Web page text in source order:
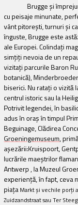
Brugge şi
cu peisaje minunate,
vânt pitoreşti, turnuri şi
înguste, Brugge este
ale Europei.Colindaţi
simţiţi nevoia de un
vizitaţi parcurile Baron
botanică),
biserici. Nu rataţi o vizită
centrul istoric sau la
Potrivit legendei, în
adus în oraş în timpul
Beguinage, Clădirea
Groeningemuseum,
aşezării:Kruispoort,
lucrărilemaeştrilor
Antwerp , la Muzeul
experienţă, în fapt, ceva
piaţa Markt şi vechile porţi
Zuidzandstraat sau Ter